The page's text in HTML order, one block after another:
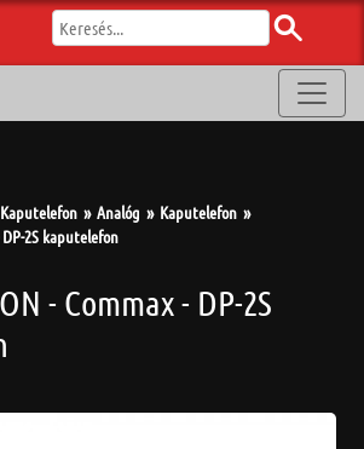
Kaputelefon Analóg
Kaputelefon
DP-2S kaputelefon
- Commax - DP-2S